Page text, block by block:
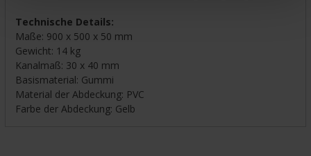
Technische Details:
Maße: 900 x 500 x 50 mm
Gewicht: 14 kg
Kanalmaß: 30 x 40 mm
Basismaterial: Gummi
Material der Abdeckung: PVC
Farbe der Abdeckung: Gelb